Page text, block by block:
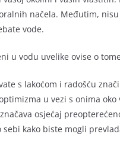
načela. Međutim,
vode.
u vodu uvelike ovise o
s lakoćom i radošću
u vezi s onima
osjećaj
kako biste mogli